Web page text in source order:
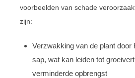
voorbeelden van schade
zijn:
Verzwakking van de plant door
sap, wat kan leiden tot
verminderde opbrengst